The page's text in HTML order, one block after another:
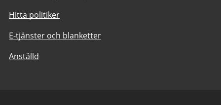
Hitta politiker
E-tjänster och blanketter
Anställd